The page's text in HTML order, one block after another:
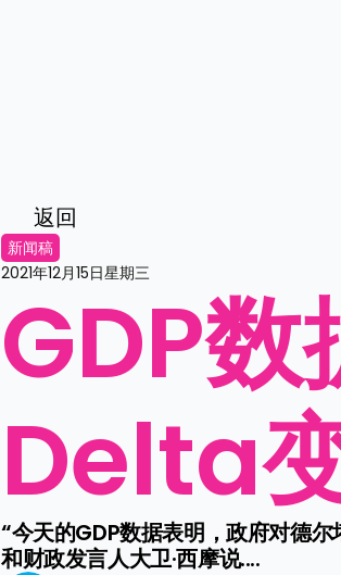
返回
新闻稿
2021年12月15日星期三
GDP
Delta
“今天的GDP数据表明，政府对德
和财政发言人大卫·西摩说....